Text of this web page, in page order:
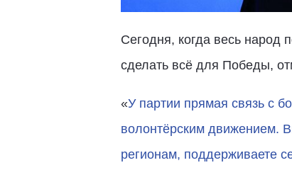
Сегодня, когда весь
сделать всё для Победы,
«У партии прямая связь с
волонтёрским движением.
регионам, поддерживаете